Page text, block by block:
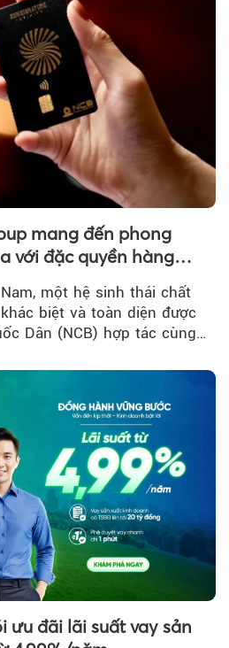
Theo
mang đến phong
với đặc quyền hàng
một hệ sinh thái chất
biệt và toàn diện được
Dân (NCB) hợp tác cùng
ưu đãi lãi suất vay sản